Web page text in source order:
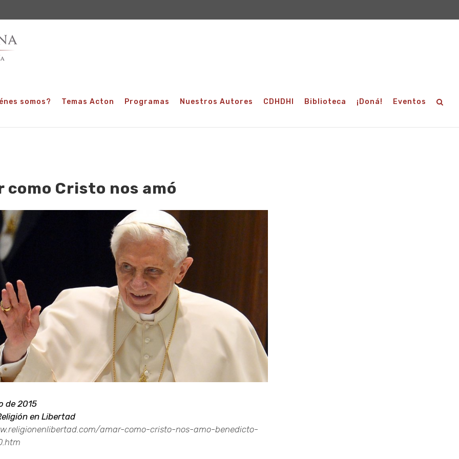
somos? Temas Acton Programas Nuestros Autores CDHDHI Biblioteca ¡Doná! Eventos
como Cristo nos amó
de 2015
en Libertad
amar-como-cristo-nos-amo-benedicto-